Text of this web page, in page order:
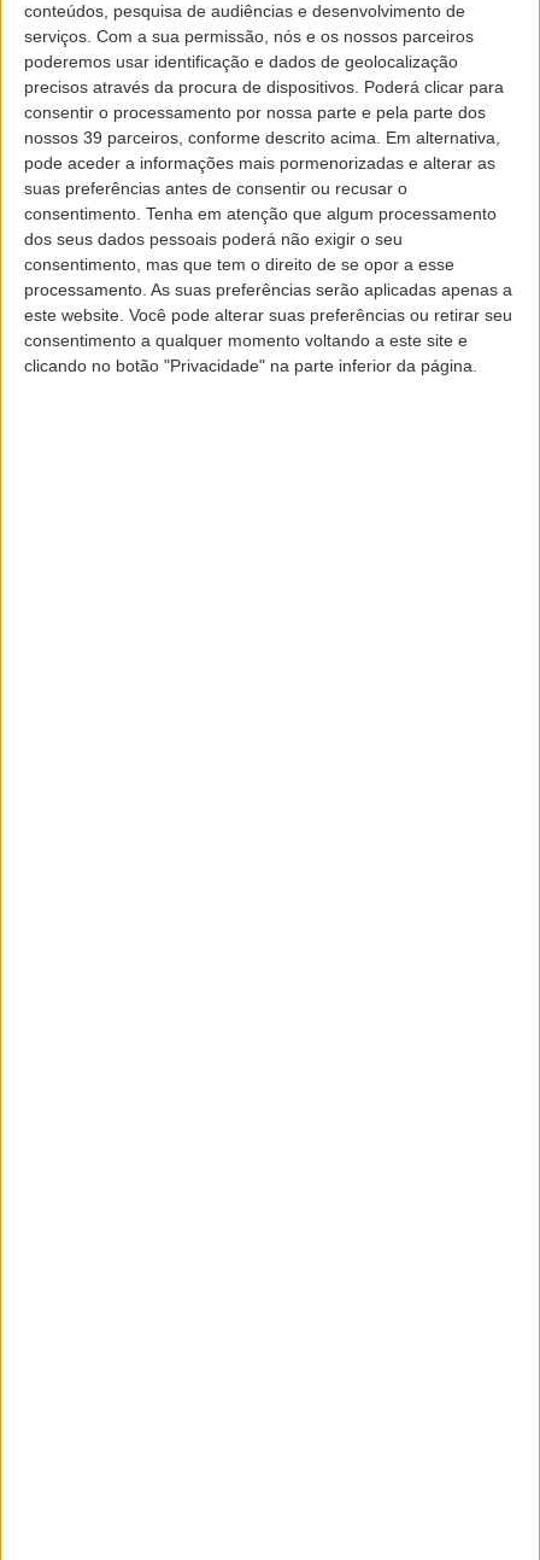
conteúdos, pesquisa de audiências e desenvolvimento de
serviços. Com a sua permissão, nós e os nossos parceiros
poderemos usar identificação e dados de geolocalização
precisos através da procura de dispositivos. Poderá clicar para
consentir o processamento por nossa parte e pela parte dos
nossos 39 parceiros, conforme descrito acima. Em alternativa,
pode aceder a informações mais pormenorizadas e alterar as
suas preferências antes de consentir ou recusar o
consentimento. Tenha em atenção que algum processamento
dos seus dados pessoais poderá não exigir o seu
consentimento, mas que tem o direito de se opor a esse
processamento. As suas preferências serão aplicadas apenas a
este website. Você pode alterar suas preferências ou retirar seu
consentimento a qualquer momento voltando a este site e
clicando no botão "Privacidade" na parte inferior da página.
Ida e volta
DE
PARA
DATA DE PARTIDA
DATA DE REGRESSO